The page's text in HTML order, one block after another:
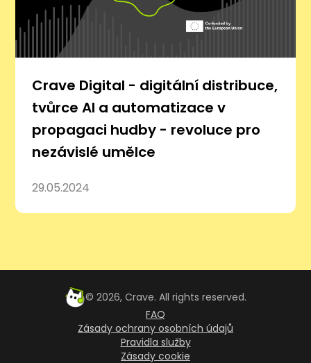
Crave Digital - digitální distribuce,
tvůrce AI a automatizace v
propagaci hudby - revoluce pro
nezávislé umělce
29.05.2024
© 2026, Crave. All rights reserved.
FAQ
Zásady ochrany osobních údajů
Pravidla služby
Zásady cookie